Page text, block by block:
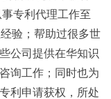
专利代理工作至
验；帮助过很多世
公司提供在华知识
询工作；同时也为
利申请获权，所处